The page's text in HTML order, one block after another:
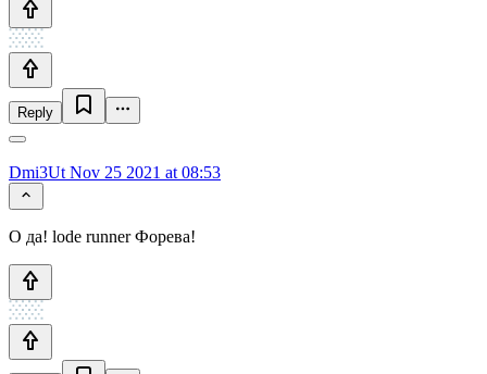
Reply
Dmi3Ut Nov 25 2021 at 08:53
О да! lode runner Форева!